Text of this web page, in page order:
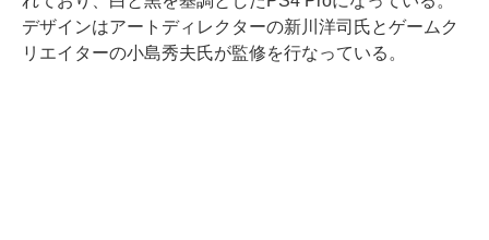
デザインはアートディレクターの新川洋司氏とゲームク
リエイターの小島秀夫氏が監修を行なっている。